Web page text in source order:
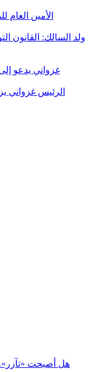
الأمين العام
ولد السالك: القانون
غزواني يدعو
الرئيس غزواني
هل أصبحت «تآزر»..